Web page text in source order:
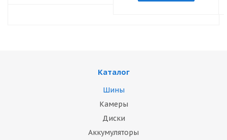
Каталог
Шины
Камеры
Диски
Аккумуляторы